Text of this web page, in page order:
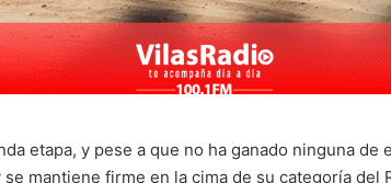
etapa, y pese a que no ha ganado ninguna de
mantiene firme en la cima de su categoría del